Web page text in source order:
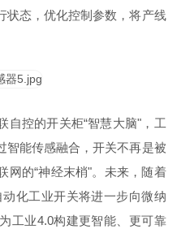
状态，优化控制参数，将产线
自控的开关柜“智慧大脑"，工
智能传感融合，开关不再是被
网的“神经末梢"。未来，随着
化工业开关将进一步向微纳
工业4.0构建更智能、更可靠